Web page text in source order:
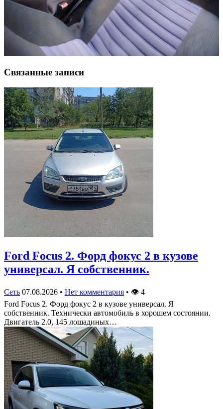
Связанные записи
Ford Focus 2. Форд фокус 2 в кузове
универсал. Я собственник.
Сеть 07.08.2026 • Нет комментария • 👁 4
Ford Focus 2. Форд фокус 2 в кузове универсал. Я
собственник. Технически автомобиль в хорошем состоянии.
Двигатель 2.0, 145 лошадиных…